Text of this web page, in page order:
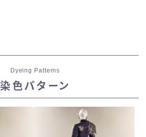
Dyeing Patterns
染色パターン